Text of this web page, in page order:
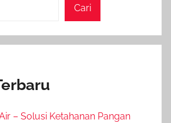
Cari
– Solusi Ketahanan Pangan